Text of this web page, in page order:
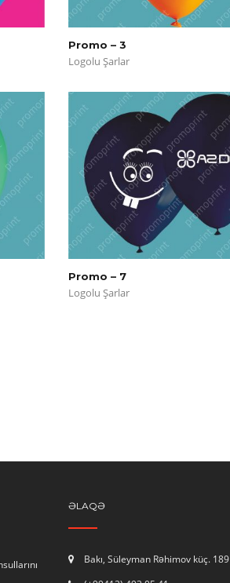
Promo – 3
Logolu Şarlar
Promo – 7
Logolu Şarlar
ƏLAQƏ
Bakı, Süleyman Rəhimov küç. 189